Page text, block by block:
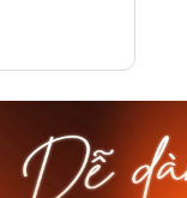
Casio Nam MTS-
RS100L-1AVDF
4.276.000₫
3.634.600₫